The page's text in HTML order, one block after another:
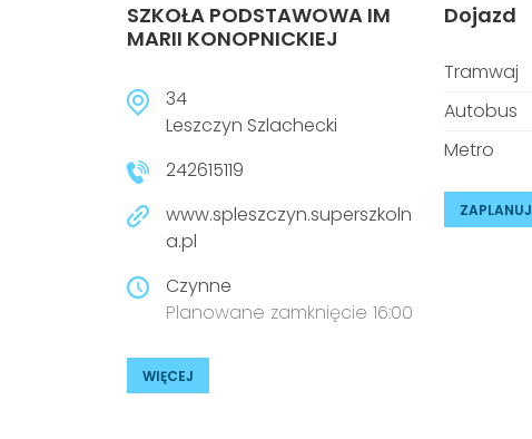
SZKOŁA PODSTAWOWA IM
MARII KONOPNICKIEJ
34
Leszczyn Szlachecki
242615119
www.spleszczyn.superszkoln
a.pl
Czynne
Planowane zamknięcie 16:00
WIĘCEJ
Dojazd
Tramwaj
Autobus
Metro
ZAPLANUJ